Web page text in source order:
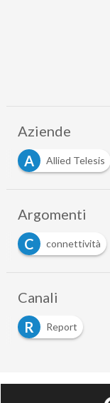
Aziende
A
Allied Telesis
Argomenti
C
connettività
Canali
R
Report